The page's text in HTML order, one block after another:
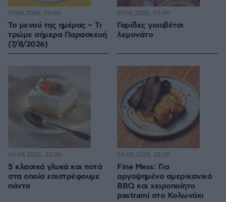
Το μενού της ημέρας – Τι
τρώμε σήμερα Παρασκευή
(7/8/2026)
07.08.2026, 06:00
Γαρίδες γιουβέτσι
λεμονάτο
07.08.2026, 05:00
5 κλασικά γλυκά και ποτά
στα οποία επιστρέφουμε
πάντα
06.08.2026, 23:00
Fine Mess: Για
αργοψημένο αμερικανικό
BBQ και χειροποίητο
pastrami στο Κολωνάκι
06.08.2026, 22:30